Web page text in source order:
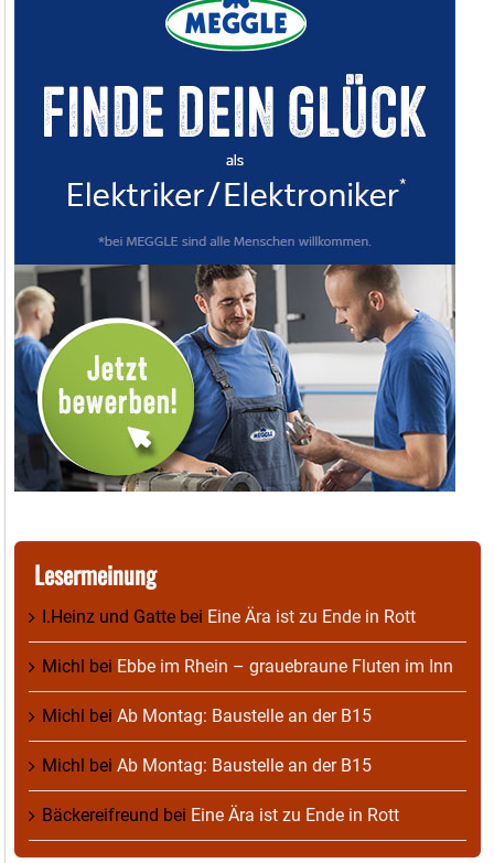
Lesermeinung
I.Heinz und Gatte bei Eine Ära ist zu Ende in Rott
Michl bei Ebbe im Rhein – grauebraune Fluten im Inn
Michl bei Ab Montag: Baustelle an der B15
Michl bei Ab Montag: Baustelle an der B15
Bäckereifreund bei Eine Ära ist zu Ende in Rott